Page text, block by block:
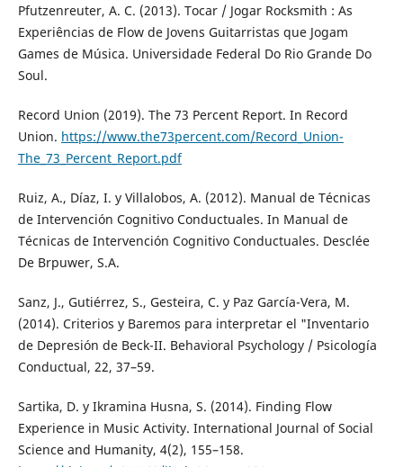
Pfutzenreuter, A. C. (2013). Tocar / Jogar Rocksmith : As
Experiências de Flow de Jovens Guitarristas que Jogam
Games de Música. Universidade Federal Do Rio Grande Do
Soul.
Record Union (2019). The 73 Percent Report. In Record
Union. https://www.the73percent.com/Record_Union-
The_73_Percent_Report.pdf
Ruiz, A., Díaz, I. y Villalobos, A. (2012). Manual de Técnicas
de Intervención Cognitivo Conductuales. In Manual de
Técnicas de Intervención Cognitivo Conductuales. Desclée
De Brpuwer, S.A.
Sanz, J., Gutiérrez, S., Gesteira, C. y Paz García-Vera, M.
(2014). Criterios y Baremos para interpretar el "Inventario
de Depresión de Beck-II. Behavioral Psychology / Psicología
Conductual, 22, 37–59.
Sartika, D. y Ikramina Husna, S. (2014). Finding Flow
Experience in Music Activity. International Journal of Social
Science and Humanity, 4(2), 155–158.